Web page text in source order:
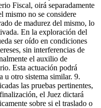
Fiscal, oirá separadamente
mismo no se considere
de madurez del mismo, lo
En la exploración del
ser oído en condiciones
sin interferencias de
el auxilio de
Esta actuación podrá
u otro sistema similar. 9.
las pruebas pertinentes,
el Juez dictará
sobre si el traslado o